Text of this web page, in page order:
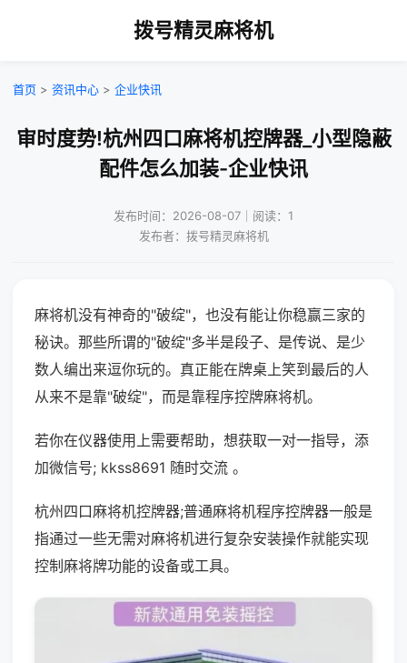
拨号精灵麻将机
首页 > 资讯中心 > 企业快讯
审时度势!杭州四口麻将机控牌器_小型隐蔽
配件怎么加装-企业快讯
发布时间：2026-08-07｜阅读：1
发布者：拨号精灵麻将机
麻将机没有神奇的"破绽"，也没有能让你稳赢三家的
秘诀。那些所谓的"破绽"多半是段子、是传说、是少
数人编出来逗你玩的。真正能在牌桌上笑到最后的人
从来不是靠"破绽"，而是靠程序控牌麻将机。
若你在仪器使用上需要帮助，想获取一对一指导，添
加微信号; kkss8691 随时交流 。
杭州四口麻将机控牌器;普通麻将机程序控牌器一般是
指通过一些无需对麻将机进行复杂安装操作就能实现
控制麻将牌功能的设备或工具。